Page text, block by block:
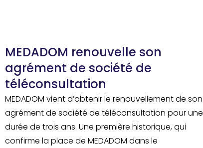
MEDADOM renouvelle son
agrément de société de
téléconsultation
MEDADOM vient d’obtenir le renouvellement de son
agrément de société de téléconsultation pour une
durée de trois ans. Une première historique, qui
confirme la place de MEDADOM dans le